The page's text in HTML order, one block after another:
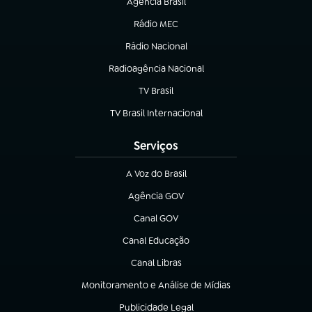
(abre em nova aba)
Rádio MEC
(abre em nova aba)
Rádio Nacional
Radioagência Nacional
(abre em nova aba)
TV Brasil
(abre em nova aba)
TV Brasil Internacional
(abre em nova aba)
Serviços
A Voz do Brasil
(abre em nova aba)
Agência GOV
(abre em nova aba)
Canal GOV
(abre em nova aba)
Canal Educação
(abre em nova aba)
Canal Libras
(abre em nova aba)
Monitoramento e Análise de Mídias
(abre em nova aba)
Publicidade Legal